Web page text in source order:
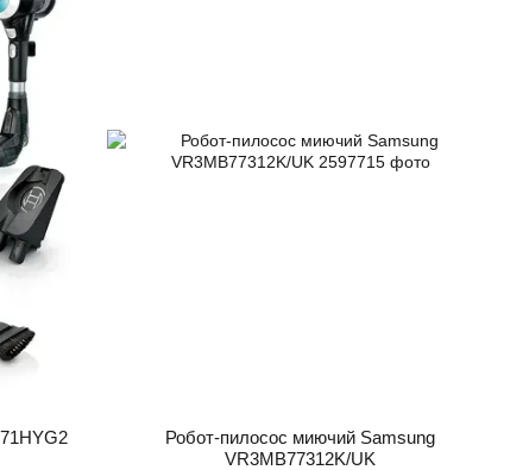
Робот-пилосос миючий Samsung
VR3MB77312K/UK